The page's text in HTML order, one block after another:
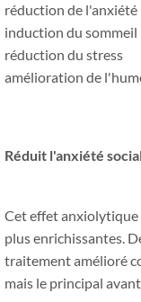
réduction de l'anxiété
induction du sommeil
réduction du stress
amélioration de
Réduit l'anxiété
Cet effet
plus enrichissantes.
traitement amélioré
mais le principal